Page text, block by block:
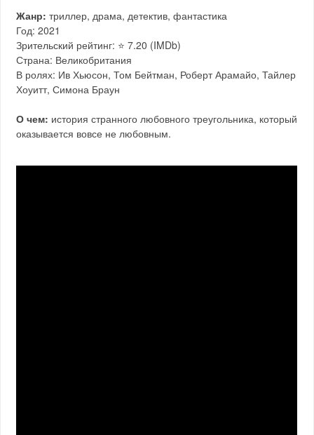
Жанр: триллер, драма, детектив, фантастика
Год: 2021
Зрительский рейтинг: ⭐️ 7.20 (IMDb)
Страна: Великобритания
В ролях: Ив Хьюсон, Том Бейтман, Роберт Арамайо, Тайлер
Хоуитт, Симона Браун
О чем: история странного любовного треугольника, который
оказывается вовсе не любовным.